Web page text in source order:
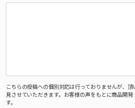
こちらの投稿への個別対応は行っておりませんが、
見させていただきます。お客様の声をもとに商品開発
す。